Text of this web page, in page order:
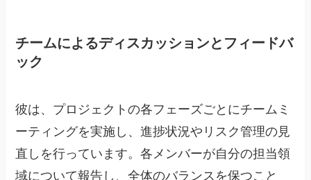
チームによるディスカッションとフィードバ
ック
彼は、プロジェクトの各フェーズごとにチームミ
ーティングを実施し、進捗状況やリスク管理の見
直しを行っています。各メンバーが自分の担当領
域について報告し、全体のバランスを保つこと